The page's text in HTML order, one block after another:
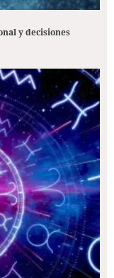
y decisiones